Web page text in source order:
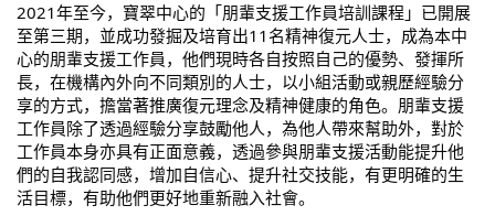
2021年至今，寶翠中心的「朋輩支援工作員培訓課程」已開展
至第三期，並成功發掘及培育出11名精神復元人士，成為本中
心的朋輩支援工作員，他們現時各自按照自己的優勢、發揮所
長，在機構內外向不同類別的人士，以小組活動或親歷經驗分
享的方式，擔當著推廣復元理念及精神健康的角色。朋輩支援
工作員除了透過經驗分享鼓勵他人，為他人帶來幫助外，對於
工作員本身亦具有正面意義，透過參與朋輩支援活動能提升他
們的自我認同感，增加自信心、提升社交技能，有更明確的生
活目標，有助他們更好地重新融入社會。